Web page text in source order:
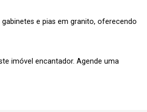
e pias em granito, oferecendo
imóvel encantador. Agende uma